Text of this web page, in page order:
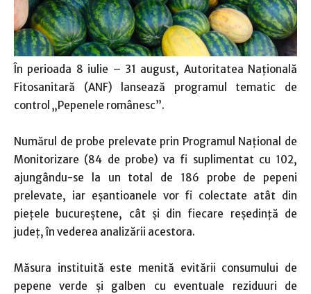
În perioada 8 iulie – 31 august, Autoritatea Naţională
Fitosanitară (ANF) lansează programul tematic de
control „Pepenele românesc”.
Numărul de probe prelevate prin Programul Național de
Monitorizare (84 de probe) va fi suplimentat cu 102,
ajungându-se la un total de 186 probe de pepeni
prelevate, iar eșantioanele vor fi colectate atât din
piețele bucureștene, cât și din fiecare reședință de
județ, în vederea analizării acestora.
Măsura instituită este menită evitării consumului de
pepene verde şi galben cu eventuale reziduuri de